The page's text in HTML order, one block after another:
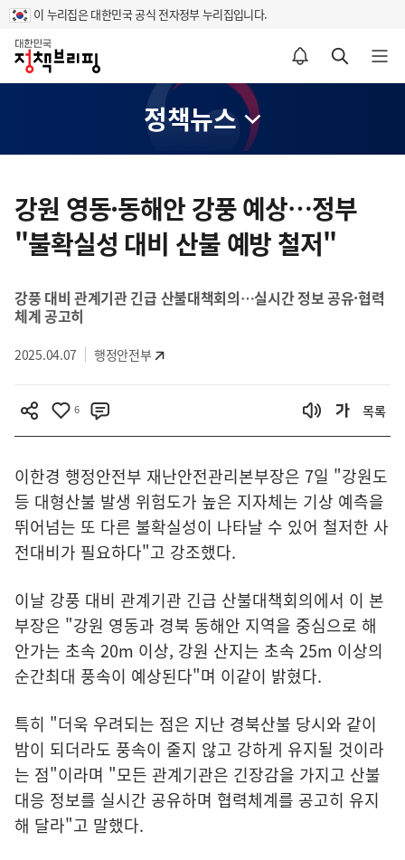
이 누리집은 대한민국 공식 전자정부 누리집입니다.
홈
알림설정 바로가기 검색 바로가기 메뉴 열기
정책뉴스
텐
츠
영
강원 영동·동해안 강풍 예상…정부
"불확실성 대비 산불 예방 철저"
강풍 대비 관계기관 긴급 산불대책회의…실시간 정보 공유·협력
체계 공고히
2025.04.07 행정안전부
6 목록
이한경 행정안전부 재난안전관리본부장은 7일 "강원도
등 대형산불 발생 위험도가 높은 지자체는 기상 예측을
뛰어넘는 또 다른 불확실성이 나타날 수 있어 철저한 사
전대비가 필요하다"고 강조했다.
이날 강풍 대비 관계기관 긴급 산불대책회의에서 이 본
부장은 "강원 영동과 경북 동해안 지역을 중심으로 해
안가는 초속 20m 이상, 강원 산지는 초속 25m 이상의
순간최대 풍속이 예상된다"며 이같이 밝혔다.
특히 "더욱 우려되는 점은 지난 경북산불 당시와 같이
밤이 되더라도 풍속이 줄지 않고 강하게 유지될 것이라
는 점"이라며 "모든 관계기관은 긴장감을 가지고 산불
대응 정보를 실시간 공유하며 협력체계를 공고히 유지
해 달라"고 말했다.